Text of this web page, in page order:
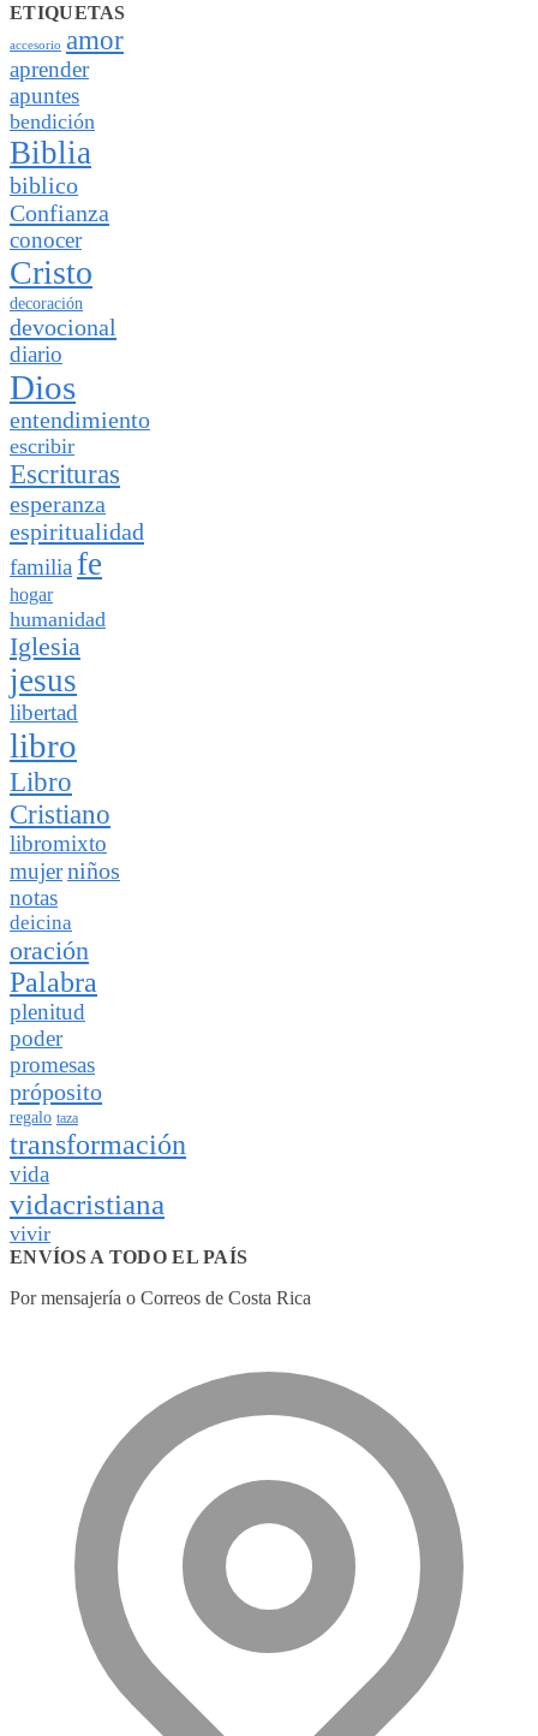
ETIQUETAS
accesorio amor
aprender
apuntes
bendición
Biblia
biblico
Confianza
conocer
Cristo
decoración
devocional
diario
Dios
entendimiento
escribir
Escrituras
esperanza
espiritualidad
familia fe
hogar
humanidad
Iglesia
jesus
libertad
libro
Libro
Cristiano
libromixto
mujerniños
notas
deicina
oración
Palabra
plenitud
poder
promesas
próposito
regalo taza
transformación
vida
vidacristiana
vivir
ENVÍOS A TODO EL PAÍS
Por mensajería o Correos de Costa Rica